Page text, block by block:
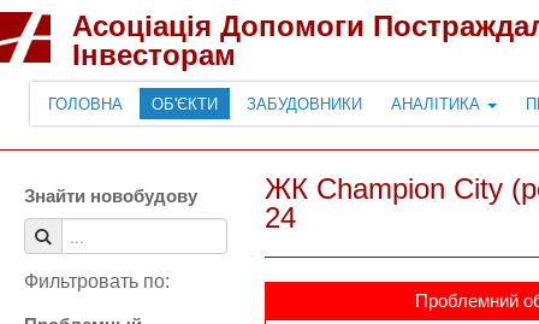
Асоціація Допомоги
Інвесторам
ГОЛОВНА ОБ'ЄКТИ ЗАБУДОВНИКИ АНАЛІТИКА
Знайти новобудову
Фильтровать по:
ЖК Champion City
24
Проблемний